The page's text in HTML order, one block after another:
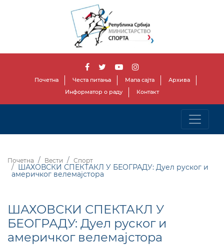
Почетна Честа питања Мапа сајта
Архива
Информатор о раду
Контакт
Почетна Вести Спорт
ШАХОВСКИ СПЕКТАКЛ У БЕОГРАДУ: Дуел руског и
америчког велемајстора
ШАХОВСКИ СПЕКТАКЛ У
БЕОГРАДУ: Дуел руског и
америчког велемајстора